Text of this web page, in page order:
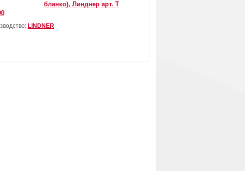
бланко), Линднер арт. Т
LINDNER